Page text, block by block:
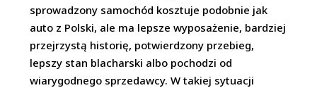
sprowadzony samochód kosztuje podobnie jak
auto z Polski, ale ma lepsze wyposażenie, bardziej
przejrzystą historię, potwierdzony przebieg,
lepszy stan blacharski albo pochodzi od
wiarygodnego sprzedawcy. W takiej sytuacji